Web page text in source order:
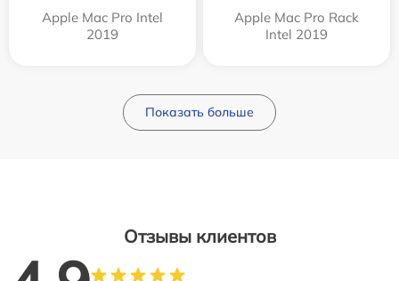
Apple Mac Pro Intel
2019
Apple Mac Pro Rack
Intel 2019
Показать больше
Отзывы клиентов